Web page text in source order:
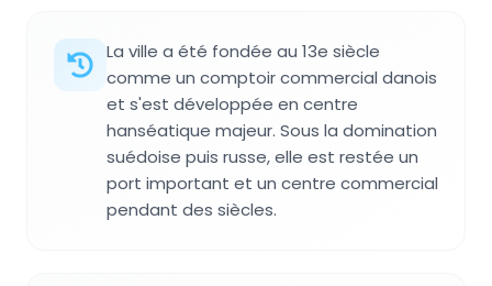
La ville a été fondée au 13e siècle
comme un comptoir commercial danois
et s'est développée en centre
hanséatique majeur. Sous la domination
suédoise puis russe, elle est restée un
port important et un centre commercial
pendant des siècles.